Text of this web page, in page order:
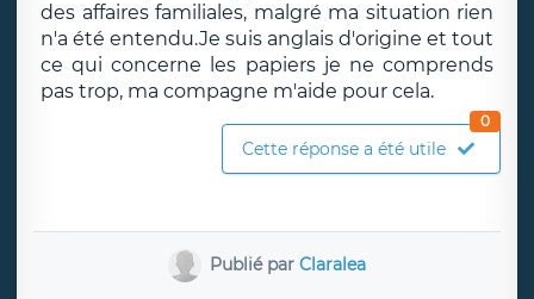
des affaires familiales, malgré ma situation rien
n'a été entendu.Je suis anglais d'origine et tout
ce qui concerne les papiers je ne comprends
pas trop, ma compagne m'aide pour cela.
Cette réponse a été utile
0
Publié parClaralea